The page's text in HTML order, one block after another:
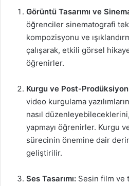
Görüntü Tasarımı ve
öğrenciler sinematografi
kompozisyonu ve
çalışarak, etkili görsel
öğrenirler.
Kurgu ve Post-
video kurgulama
nasıl
yapmayı öğrenirler. Kurgu
sürecinin önemine dair
geliştirilir.
Ses Tasarımı: Sesin film ve